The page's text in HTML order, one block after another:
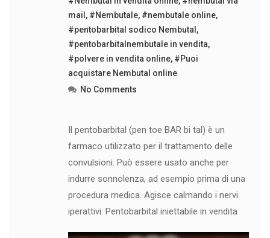
mail , #Nembutale, #nembutale online,
#pentobarbital sodico Nembutal ,
#pentobarbitalnembutale in vendita,
#polvere in vendita online, #Puoi
acquistare Nembutal online
No Comments
Il pentobarbital (pen toe BAR bi tal) è un
farmaco utilizzato per il trattamento delle
convulsioni. Può essere usato anche per
indurre sonnolenza, ad esempio prima di una
procedura medica. Agisce calmando i nervi
iperattivi. Pentobarbital iniettabile in vendita